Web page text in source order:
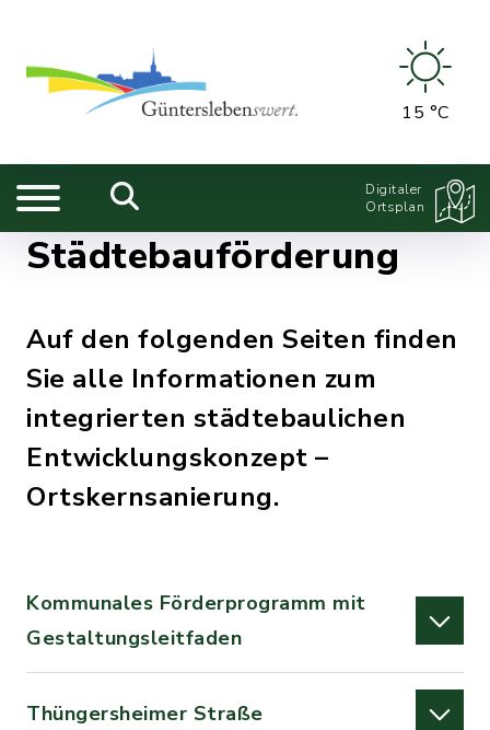
15 °C
Digitaler
Ortsplan
Städtebauförderung
Auf den folgenden Seiten finden
Sie alle Informationen zum
integrierten städtebaulichen
Entwicklungskonzept –
Ortskernsanierung.
Kommunales Förderprogramm mit
Gestaltungsleitfaden
Thüngersheimer Straße